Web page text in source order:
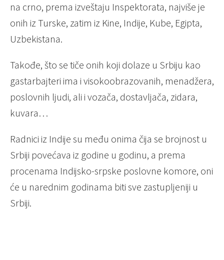
na crno, prema izveštaju Inspektorata, najviše je
onih iz Turske, zatim iz Kine, Indije, Kube, Egipta,
Uzbekistana.
Takođe, što se tiče onih koji dolaze u Srbiju kao
gastarbajteri ima i visokoobrazovanih, menadžera,
poslovnih ljudi, ali i vozača, dostavljača, zidara,
kuvara…
Radnici iz Indije su među onima čija se brojnost u
Srbiji povećava iz godine u godinu, a prema
procenama Indijsko-srpske poslovne komore, oni
će u narednim godinama biti sve zastupljeniji u
Srbiji.